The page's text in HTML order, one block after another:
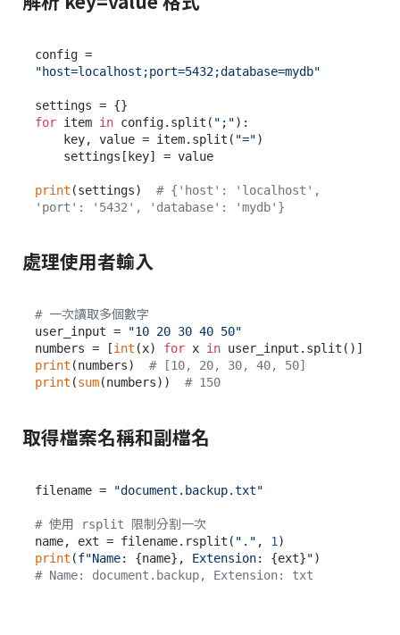
"host=localhost;port=5432;database=mydb"
for item in config.split( ";"):
    key, value = item.split(
"=")
print (settings) # {'host': 'localhost',
'port': '5432', 'database': 'mydb'}
處理使用者輸入
# 一次讀取多個數字
user_input =
"10 20 30 40 50"
numbers = [int (x) for x in
print (numbers) # [10, 20, 30, 40, 50]
print (sum(numbers)) # 150
取得檔案名稱和副檔名
filename = "document.backup.txt"
# 使用 rsplit 限制分割一次
name, ext = filename.rsplit( "." , 1
print (f"Name: {name} , Extension: {ext}"
# Name: document.backup, Extension: txt